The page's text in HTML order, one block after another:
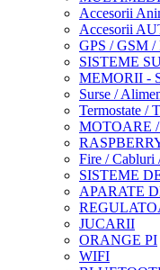
Accesorii
Accesorii
GPS / GSM
SISTEME
MEMORII -
Surse /
Termostate /
MOTOARE
Fire / Cabluri
SISTEME
APARATE
JUCARII
ORANGE PI
WIFI